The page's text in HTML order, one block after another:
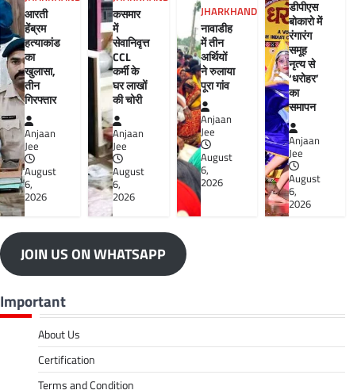
आरती
हेंब्रम
हत्याकांड
का
खुलासा,
तीन
गिरफ्तार
Anjaan
Jee
August
6,
2026
कसमार
में
सेवानिवृत्त
CCL
कर्मी के
घर लाखों
की चोरी
Anjaan
Jee
August
6,
2026
JHARKHAND
नावाडीह
में तीन
अर्थियों
ने रुलाया
पूरा गांव
Anjaan
Jee
August
6,
2026
डीपीएस
बोकारो में
रंगारंग
समूह
नृत्य से
‘धरोहर’
का
समापन
Anjaan
Jee
August
6,
2026
JOIN US ON WHATSAPP
Important
About Us
Certification
Terms and Condition